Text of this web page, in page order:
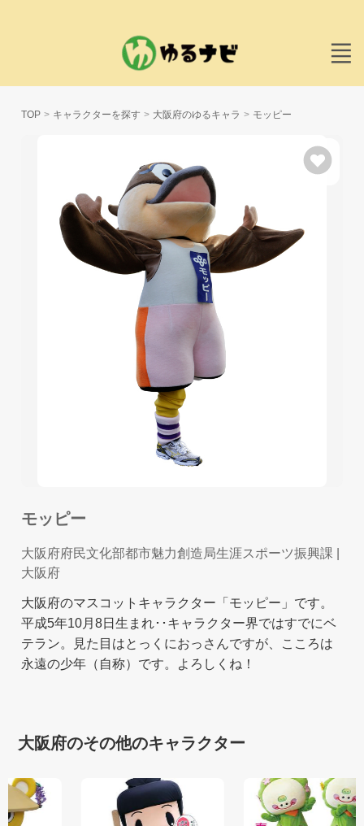
TOP キャラクターを探す 大阪府のゆるキャラ モッピー
モッピー
大阪府府民文化部都市魅力創造局生涯スポーツ振興課
大阪府
大阪府のマスコットキャラクター「モッピー」です。
平成5年10月8日生まれ･･キャラクター界ではすでにベ
テラン。見た目はとっくにおっさんですが、こころは
永遠の少年（自称）です。よろしくね！
大阪府のその他のキャラクター